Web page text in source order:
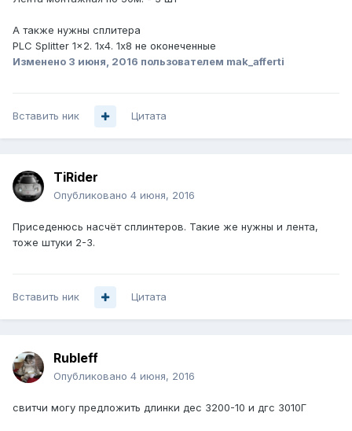
А также нужны сплитера
PLC Splitter 1×2. 1х4. 1х8 не оконеченные
Изменено 3 июня, 2016 пользователем mak_afferti
Вставить ник Цитата
TiRider
Опубликовано 4 июня, 2016
Приседенюсь насчёт сплинтеров. Такие же нужны и лента,
тоже штуки 2-3.
Вставить ник Цитата
Rubleff
Опубликовано 4 июня, 2016
свитчи могу предложить длинки дес 3200-10 и дгс 3010Г